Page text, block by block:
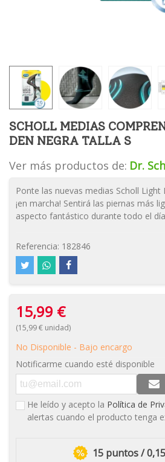
SCHOLL MEDIAS
DEN NEGRA TALLA S
Ver más productos de: Dr.
Ponte las nuevas medias Scholl
¡en marcha! Sentirá las piernas más
aspecto fantástico durante todo el
Referencia: 182846
15,99 €
(15,99 € unidad)
No Disponible - Bajo encargo
Notificarme cuando esté disponible
He leído y acepto la Política de
alertas cuando el producto tenga
15 puntos /